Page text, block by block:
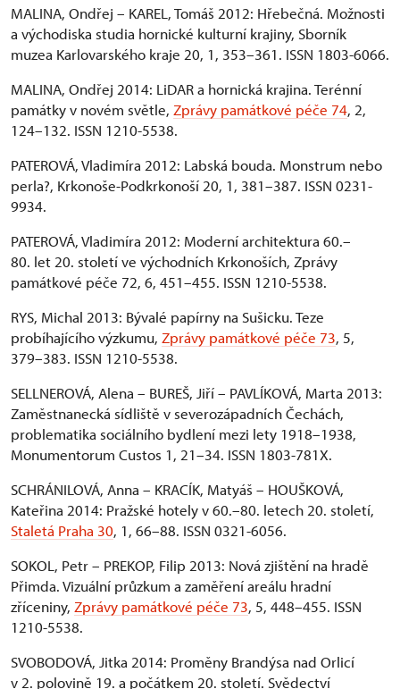
MALINA, Ondřej – KAREL, Tomáš 2012: Hřebečná. Možnosti
a východiska studia hornické kulturní krajiny, Sborník
muzea Karlovarského kraje 20, 1, 353–361. ISSN 1803-6066.
MALINA, Ondřej 2014: LiDAR a hornická krajina. Terénní
památky v novém světle, Zprávy památkové péče 74, 2,
124–132. ISSN 1210-5538.
PATEROVÁ, Vladimíra 2012: Labská bouda. Monstrum nebo
perla?, Krkonoše-Podkrkonoší 20, 1, 381–387. ISSN 0231-
9934.
PATEROVÁ, Vladimíra 2012: Moderní architektura 60.–
80. let 20. století ve východních Krkonoších, Zprávy
památkové péče 72, 6, 451–455. ISSN 1210-5538.
RYS, Michal 2013: Bývalé papírny na Sušicku. Teze
probíhajícího výzkumu, Zprávy památkové péče 73, 5,
379–383. ISSN 1210-5538.
SELLNEROVÁ, Alena – BUREŠ, Jiří – PAVLÍKOVÁ, Marta 2013:
Zaměstnanecká sídliště v severozápadních Čechách,
problematika sociálního bydlení mezi lety 1918–1938,
Monumentorum Custos 1, 21–34. ISSN 1803-781X.
SCHRÁNILOVÁ, Anna – KRACÍK, Matyáš – HOUŠKOVÁ,
Kateřina 2014: Pražské hotely v 60.–80. letech 20. století,
Staletá Praha 30, 1, 66–88. ISSN 0321-6056.
SOKOL, Petr – PREKOP, Filip 2013: Nová zjištění na hradě
Přimda. Vizuální průzkum a zaměření areálu hradní
zříceniny, Zprávy památkové péče 73, 5, 448–455. ISSN
1210-5538.
SVOBODOVÁ, Jitka 2014: Proměny Brandýsa nad Orlicí
v 2. polovině 19. a počátkem 20. století. Svědectví